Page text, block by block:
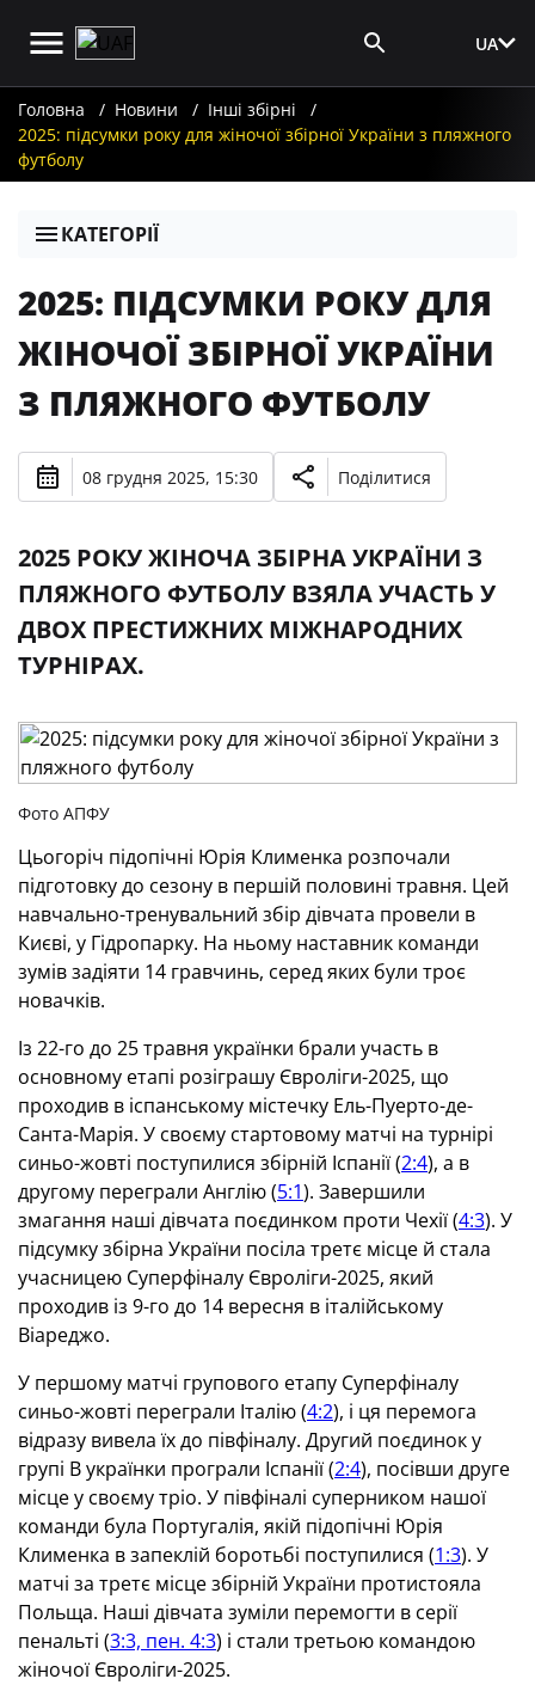
UA
Головна Новини
Інші збірні
2025: підсумки року для жіночої збірної України з пляжного
футболу
КАТЕГОРІЇ
2025: ПІДСУМКИ РОКУ ДЛЯ
ЖІНОЧОЇ ЗБІРНОЇ УКРАЇНИ
З ПЛЯЖНОГО ФУТБОЛУ
08 грудня 2025, 15:30 Поділитися
2025 РОКУ ЖІНОЧА ЗБІРНА УКРАЇНИ З
ПЛЯЖНОГО ФУТБОЛУ ВЗЯЛА УЧАСТЬ У
ДВОХ ПРЕСТИЖНИХ МІЖНАРОДНИХ
ТУРНІРАХ.
Фото АПФУ
Цьогоріч підопічні Юрія Клименка розпочали
підготовку до сезону в першій половині травня. Цей
навчально-тренувальний збір дівчата провели в
Києві, у Гідропарку. На ньому наставник команди
зумів задіяти 14 гравчинь, серед яких були троє
новачків.
Із 22-го до 25 травня українки брали участь в
основному етапі розіграшу Євроліги-2025, що
проходив в іспанському містечку Ель-Пуерто-де-
Санта-Марія. У своєму стартовому матчі на турнірі
синьо-жовті поступилися збірній Іспанії (2:4), а в
другому переграли Англію (5:1). Завершили
змагання наші дівчата поєдинком проти Чехії (4:3). У
підсумку збірна України посіла третє місце й стала
учасницею Суперфіналу Євроліги-2025, який
проходив із 9-го до 14 вересня в італійському
Віареджо.
У першому матчі групового етапу Суперфіналу
синьо-жовті переграли Італію (4:2), і ця перемога
відразу вивела їх до півфіналу. Другий поєдинок у
групі В українки програли Іспанії (2:4), посівши друге
місце у своєму тріо. У півфіналі суперником нашої
команди була Португалія, якій підопічні Юрія
Клименка в запеклій боротьбі поступилися (1:3). У
матчі за третє місце збірній України протистояла
Польща. Наші дівчата зуміли перемогти в серії
пенальті (3:3, пен. 4:3) і стали третьою командою
жіночої Євроліги-2025.